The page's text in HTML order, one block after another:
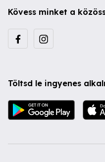
Kövess minket a
Töltsd le ingyenes